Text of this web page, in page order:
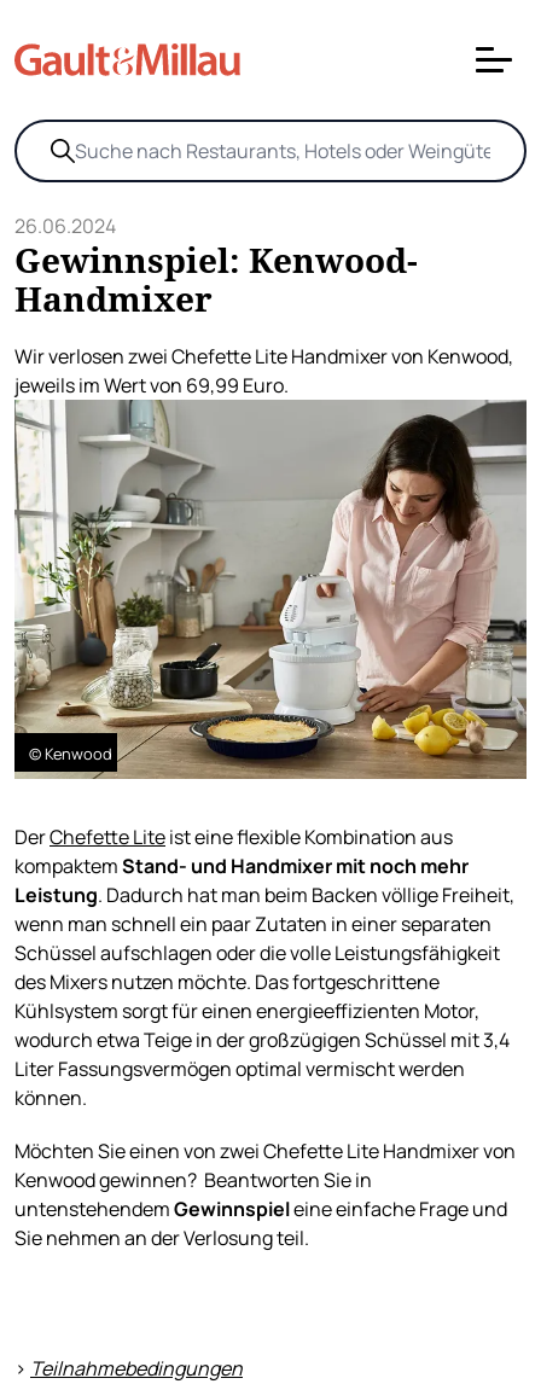
26.06.2024
Gewinnspiel: Kenwood-
Handmixer
Wir verlosen zwei Chefette Lite Handmixer von Kenwood,
jeweils im Wert von 69,99 Euro.
© Kenwood
DerChefette Liteist eine flexible Kombination aus
kompaktemStand- und Handmixer mit noch mehr
Leistung. Dadurch hat man beim Backen völlige Freiheit,
wenn man schnell ein paar Zutaten in einer separaten
Schüssel aufschlagen oder die volle Leistungsfähigkeit
des Mixers nutzen möchte. Das fortgeschrittene
Kühlsystem sorgt für einen energieeffizienten Motor,
wodurch etwa Teige in der großzügigen Schüssel mit 3,4
Liter Fassungsvermögen optimal vermischt werden
können.
Möchten Sie einen von zwei Chefette Lite Handmixer von
Kenwood gewinnen? Beantworten Sie in
untenstehendemGewinnspieleine einfache Frage und
Sie nehmen an der Verlosung teil.
> Teilnahmebedingungen